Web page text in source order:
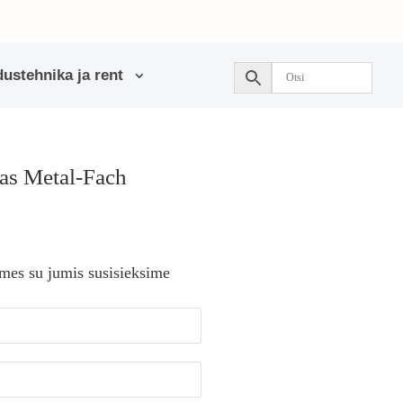
ja rent
Metal-Fach
su jumis susisieksime